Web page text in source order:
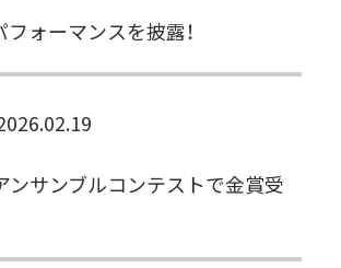
ォーマンスを披露！
ンサンブルコンテストで金賞受